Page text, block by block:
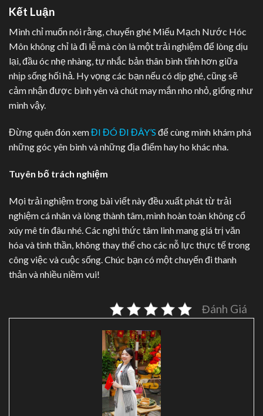
Kết Luận
Mình chỉ muốn nói rằng, chuyến ghé Miếu Mạch Nước Hóc
Môn không chỉ là đi lễ mà còn là một trải nghiệm để lòng dịu
lại, đầu óc nhẹ nhàng, tự nhắc bản thân bình tĩnh hơn giữa
nhịp sống hối hả. Hy vọng các bạn nếu có dịp ghé, cũng sẽ
cảm nhận được bình yên và chút may mắn nho nhỏ, giống như
mình vậy.
Đừng quên đón xemĐI ĐÓ ĐI ĐÂY’S để cùng mình khám phá
những góc yên bình và những địa điểm hay ho khác nha.
Tuyên bố trách nghiệm
Mọi trải nghiệm trong bài viết này đều xuất phát từ trải
nghiệm cá nhân và lòng thành tâm, mình hoàn toàn không cổ
xúy mê tín đâu nhé. Các nghi thức tâm linh mang giá trị văn
hóa và tinh thần, không thay thế cho các nỗ lực thực tế trong
công việc và cuộc sống. Chúc bạn có một chuyến đi thanh
thản và nhiều niềm vui!
Đánh Giá